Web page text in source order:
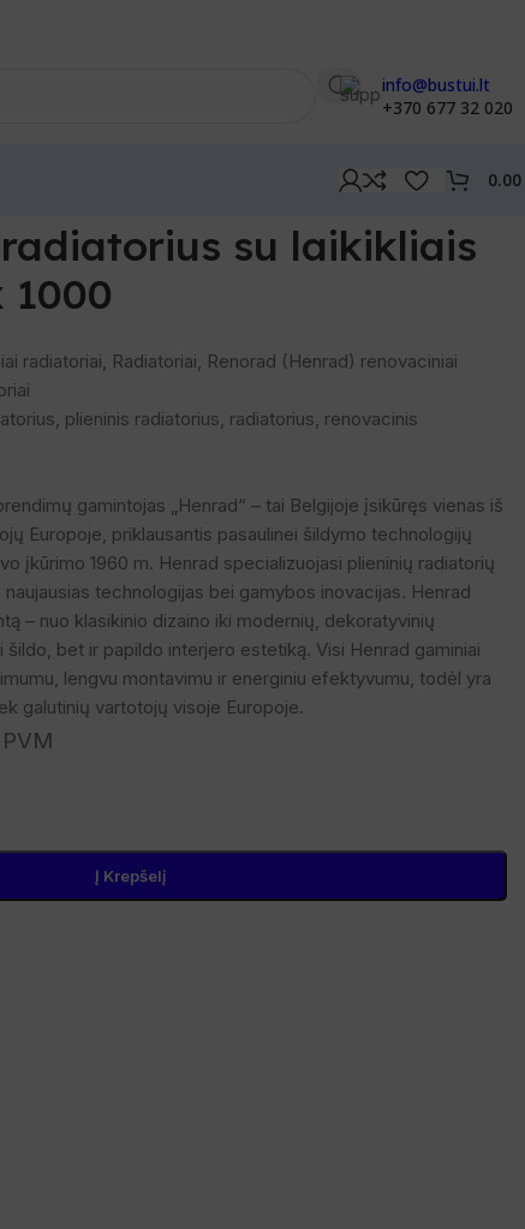
info@bustui.lt
+370 677 32 020
0.00
su laikikliais
1000
radiatoriai Radiatoriai Renorad (Henrad) renovaciniai
plieninis radiatorius radiatorius renovacinis
gamintojas „Henrad“ – tai Belgijoje įsikūręs vienas iš
Europoje, priklausantis pasaulinei šildymo technologijų
įkūrimo 1960 m. Henrad specializuojasi plieninių radiatorių
technologijas bei gamybos inovacijas. Henrad
– nuo klasikinio dizaino iki modernių, dekoratyvinių
bet ir papildo interjero estetiką. Visi Henrad gaminiai
lengvu montavimu ir energiniu efektyvumu, todėl yra
galutinių vartotojų visoje Europoje.
Į Krepšelį